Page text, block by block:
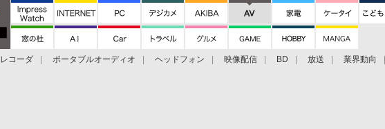
レコーダ ポータブルオーディオ ヘッドフォン 映像配信 BD 放送 業界動向